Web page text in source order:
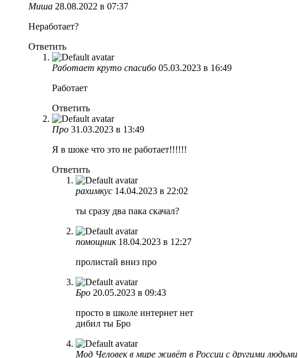
Миша 28.08.2022 в 07:37
Неработает?
Ответить
Работает круто спасибо 05.03.2023 в 16:49
Работает
Ответить
Про 31.03.2023 в 13:49
Я в шоке что это не работает!!!!!!
Ответить
рахимкус 14.04.2023 в 22:02
ты сразу два пака скачал?
помощник 18.04.2023 в 12:27
пролистай вниз про
Бро 20.05.2023 в 09:43
просто в школе интернет нет
дибил ты Бро
Мод Человек в мире живёт в России с другими людьми